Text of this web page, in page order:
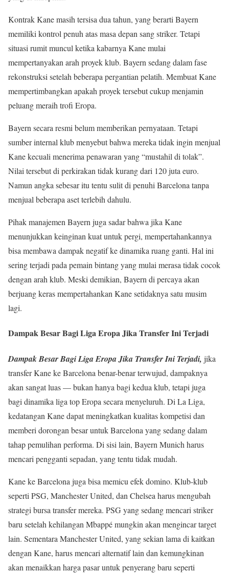
Kontrak Kane masih tersisa dua tahun, yang berarti Bayern
memiliki kontrol penuh atas masa depan sang striker. Tetapi
situasi rumit muncul ketika kabarnya Kane mulai
mempertanyakan arah proyek klub. Bayern sedang dalam fase
rekonstruksi setelah beberapa pergantian pelatih. Membuat Kane
mempertimbangkan apakah proyek tersebut cukup menjamin
peluang meraih trofi Eropa.
Bayern secara resmi belum memberikan pernyataan. Tetapi
sumber internal klub menyebut bahwa mereka tidak ingin menjual
Kane kecuali menerima penawaran yang “mustahil di tolak”.
Nilai tersebut di perkirakan tidak kurang dari 120 juta euro.
Namun angka sebesar itu tentu sulit di penuhi Barcelona tanpa
menjual beberapa aset terlebih dahulu.
Pihak manajemen Bayern juga sadar bahwa jika Kane
menunjukkan keinginan kuat untuk pergi, mempertahankannya
bisa membawa dampak negatif ke dinamika ruang ganti. Hal ini
sering terjadi pada pemain bintang yang mulai merasa tidak cocok
dengan arah klub. Meski demikian, Bayern di percaya akan
berjuang keras mempertahankan Kane setidaknya satu musim
lagi.
Dampak Besar Bagi Liga Eropa Jika Transfer Ini Terjadi
Dampak Besar Bagi Liga Eropa Jika Transfer Ini Terjadi, jika
transfer Kane ke Barcelona benar-benar terwujud, dampaknya
akan sangat luas — bukan hanya bagi kedua klub, tetapi juga
bagi dinamika liga top Eropa secara menyeluruh. Di La Liga,
kedatangan Kane dapat meningkatkan kualitas kompetisi dan
memberi dorongan besar untuk Barcelona yang sedang dalam
tahap pemulihan performa. Di sisi lain, Bayern Munich harus
mencari pengganti sepadan, yang tentu tidak mudah.
Kane ke Barcelona juga bisa memicu efek domino. Klub-klub
seperti PSG, Manchester United, dan Chelsea harus mengubah
strategi bursa transfer mereka. PSG yang sedang mencari striker
baru setelah kehilangan Mbappé mungkin akan mengincar target
lain. Sementara Manchester United, yang sekian lama di kaitkan
dengan Kane, harus mencari alternatif lain dan kemungkinan
akan menaikkan harga pasar untuk penyerang baru seperti